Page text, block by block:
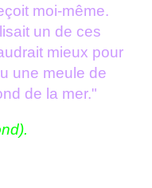
moi-même.
un de ces
mieux pour
une meule de
de la mer."